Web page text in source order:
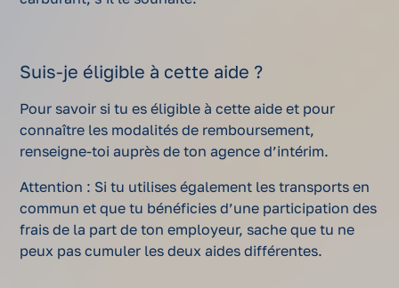
Suis-je éligible à cette aide ?
Pour savoir si tu es éligible à cette aide et pour
connaître les modalités de remboursement,
renseigne-toi auprès de ton agence d’intérim.
Attention : Si tu utilises également les transports en
commun et que tu bénéficies d’une participation des
frais de la part de ton employeur, sache que tu ne
peux pas cumuler les deux aides différentes.